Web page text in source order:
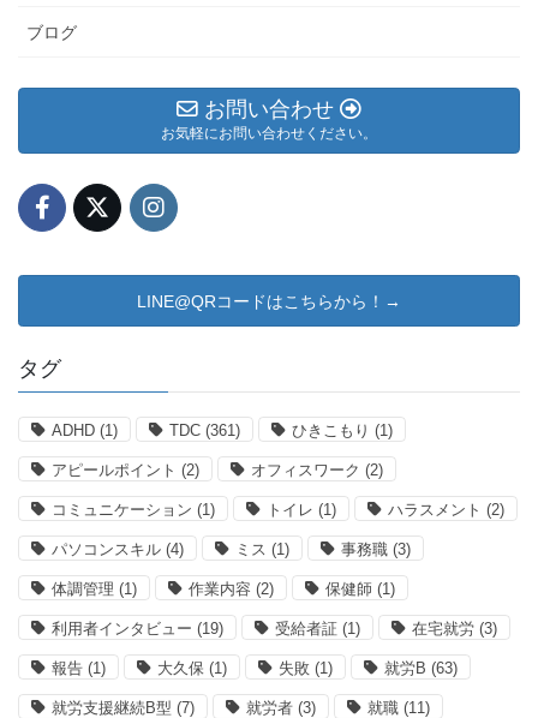
ブログ
お問い合わせ
お気軽にお問い合わせください。
LINE@QRコードはこちらから！→
タグ
ADHD (1) TDC (361) ひきこもり (1)
アピールポイント (2) オフィスワーク (2)
コミュニケーション (1) トイレ (1) ハラスメント (2)
パソコンスキル (4) ミス (1) 事務職 (3)
体調管理 (1) 作業内容 (2) 保健師 (1)
利用者インタビュー (19) 受給者証 (1) 在宅就労 (3)
報告 (1) 大久保 (1) 失敗 (1) 就労B (63)
就労支援継続B型 (7) 就労者 (3) 就職 (11)